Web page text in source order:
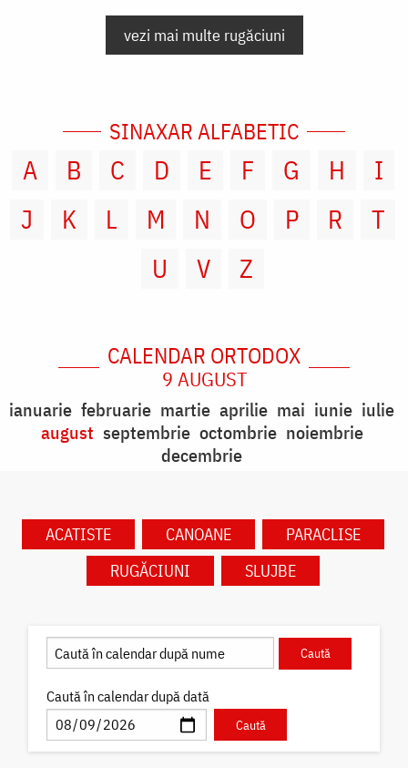
vezi mai multe rugăciuni
SINAXAR ALFABETIC
A B C D E F G H
I
J
K L M N O P R
T
U
V Z
CALENDAR ORTODOX
9 AUGUST
ianuarie februarie martie aprilie mai iunie iulie
august septembrie octombrie noiembrie
decembrie
ACATISTE CANOANE
PARACLISE
RUGĂCIUNI
SLUJBE
Caută în calendar după dată